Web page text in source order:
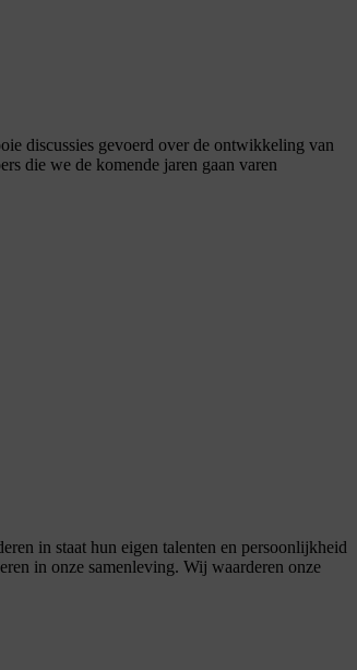
discussies gevoerd over de ontwikkeling van
die we de komende jaren gaan varen
in staat hun eigen talenten en persoonlijkheid
in onze samenleving. Wij waarderen onze